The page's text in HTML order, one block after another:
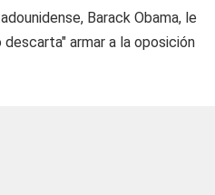
Barack Obama, le
descarta" armar a la oposición